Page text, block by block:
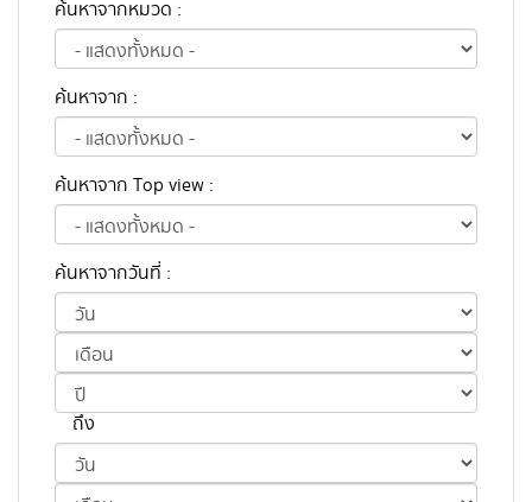
ค้นหาจากหมวด :
ค้นหาจาก :
ค้นหาจาก Top view :
ค้นหาจากวันที่ :
ถึง